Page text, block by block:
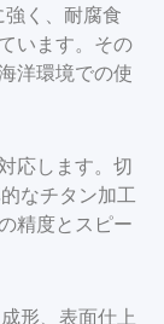
く、耐腐食
います。その
洋環境での使
応します。切
なチタン加工
精度とスピー
形、表面仕上